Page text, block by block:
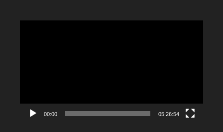
00:00 05:26:54